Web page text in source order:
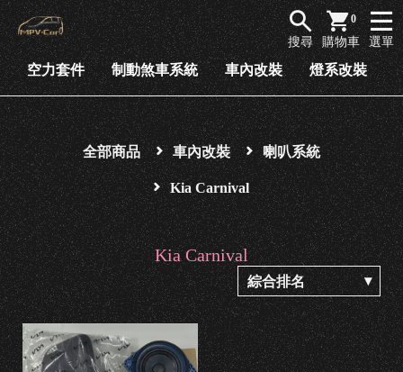
0
購物車
搜尋 選單
商
品
列
表
空
力
套
件
制
動
煞
車
系
空力套件 制動煞車系統 車內改裝 燈系改裝
全部商品 車內改裝 喇叭系統
Kia Carnival
Kia Carnival